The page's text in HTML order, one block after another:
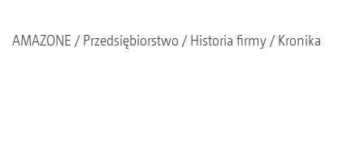
AMAZONE Przedsiębiorstwo Historia firmy Kronika